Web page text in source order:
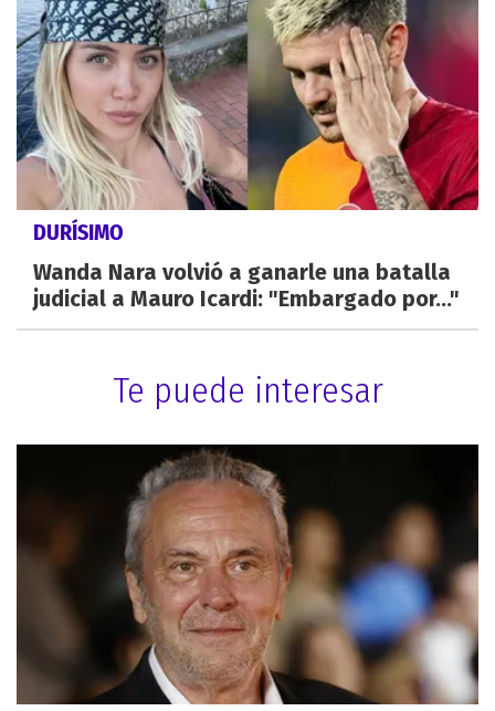
DURÍSIMO
Wanda Nara volvió a ganarle una batalla
judicial a Mauro Icardi: "Embargado por..."
Te puede interesar